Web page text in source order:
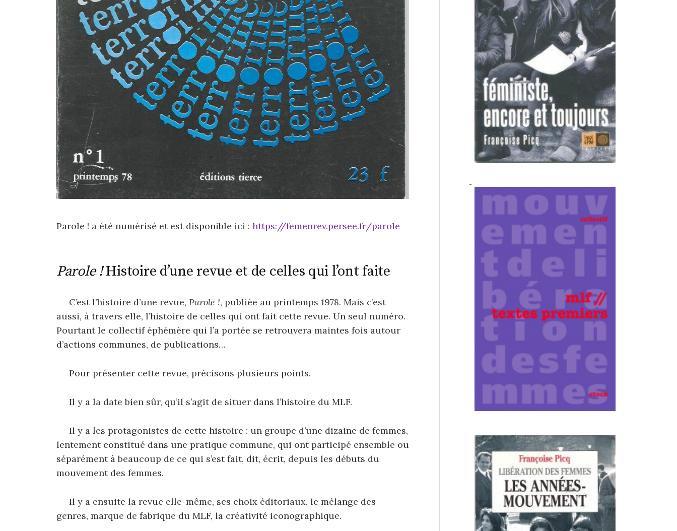
Parole ! a été numérisé et est disponible ici : https://femenrev.persee.fr/parole
Parole !Histoire d’une revue et de celles qui l’ont faite
C’est l’histoire d’une revue, Parole !, publiée au printemps 1978. Mais c’est
aussi, à travers elle, l’histoire de celles qui ont fait cette revue. Un seul numéro.
Pourtant le collectif éphémère qui l’a portée se retrouvera maintes fois autour
d’actions communes, de publications…
Pour présenter cette revue, précisons plusieurs points.
Il y a la date bien sûr, qu’il s’agit de situer dans l’histoire du MLF.
Il y a les protagonistes de cette histoire : un groupe d’une dizaine de femmes,
lentement constitué dans une pratique commune, qui ont participé ensemble ou
séparément à beaucoup de ce qui s’est fait, dit, écrit, depuis les débuts du
mouvement des femmes.
Il y a ensuite la revue elle-même, ses choix éditoriaux, le mélange des
genres, marque de fabrique du MLF, la créativité iconographique.